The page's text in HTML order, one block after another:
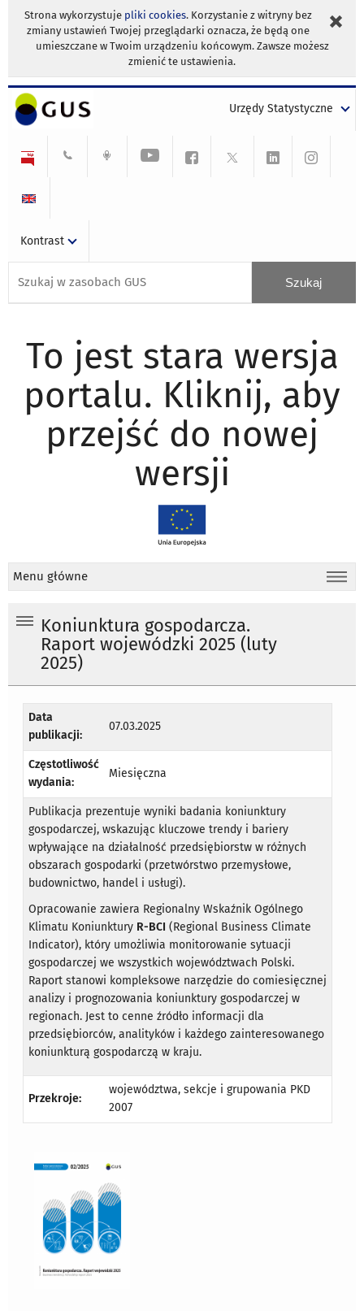
Strona wykorzystuje pliki cookies. Korzystanie z witryny bez
zmiany ustawień Twojej przeglądarki oznacza, że będą one
umieszczane w Twoim urządzeniu końcowym. Zawsze możesz
zmienić te ustawienia.
Urzędy Statystyczne
Kontrast
To jest stara wersja
portalu. Kliknij, aby
przejść do nowej
wersji
Menu główne
Koniunktura gospodarcza.
Raport wojewódzki 2025 (luty
2025)
Data
publikacji:
07.03.2025
Częstotliwość
wydania:
Miesięczna
Publikacja prezentuje wyniki badania koniunktury
gospodarczej, wskazując kluczowe trendy i bariery
wpływające na działalność przedsiębiorstw w różnych
obszarach gospodarki (przetwórstwo przemysłowe,
budownictwo, handel i usługi).
Opracowanie zawiera Regionalny Wskaźnik Ogólnego
Klimatu Koniunktury R-BCI (Regional Business Climate
Indicator), który umożliwia monitorowanie sytuacji
gospodarczej we wszystkich województwach Polski.
Raport stanowi kompleksowe narzędzie do comiesięcznej
analizy i prognozowania koniunktury gospodarczej w
regionach. Jest to cenne źródło informacji dla
przedsiębiorców, analityków i każdego zainteresowanego
koniunkturą gospodarczą w kraju.
Przekroje:
województwa, sekcje i grupowania PKD
2007